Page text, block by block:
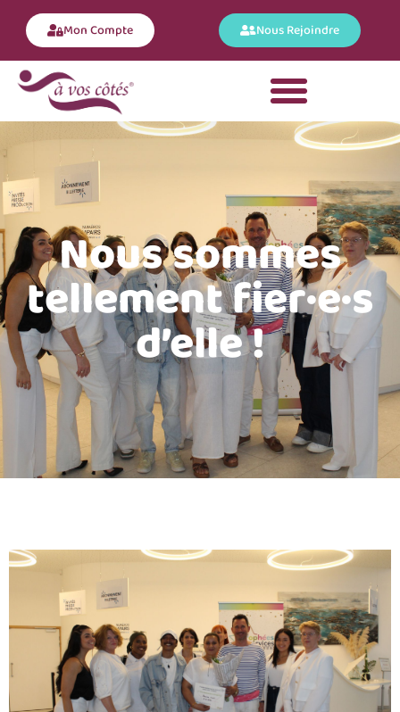
Nous Rejoindre
Mon Compte
Nous sommes
tellement fier·e·s
d’elle !